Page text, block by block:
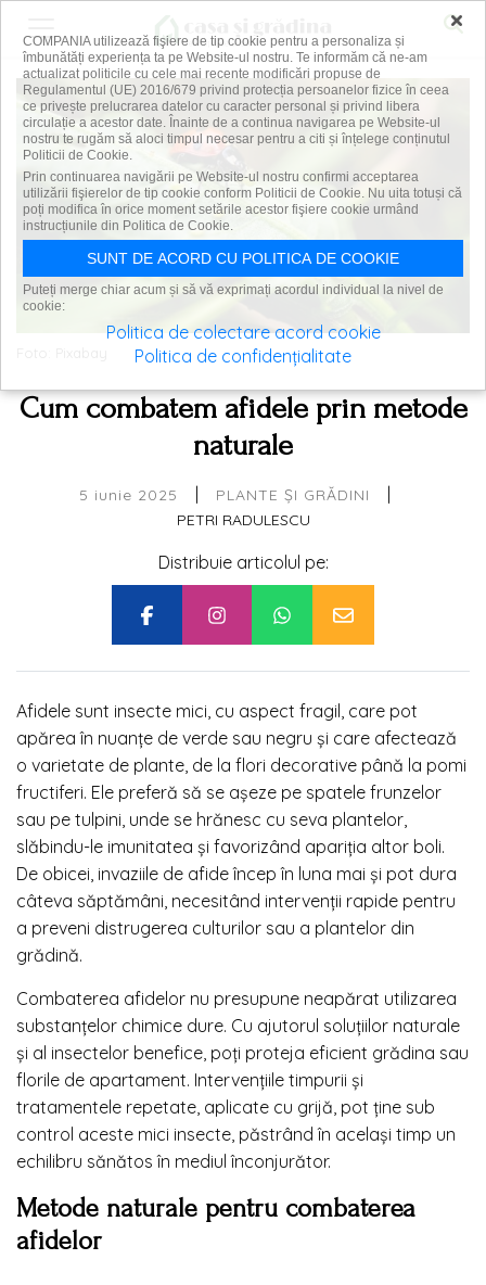
Cum combatem afidele prin metode
naturale
5 iunie 2025 PLANTE ȘI GRĂDINI
PETRI RADULESCU
Distribuie articolul pe:
Afidele sunt insecte mici, cu aspect fragil, care pot
apărea în nuanțe de verde sau negru și care afectează
o varietate de plante, de la flori decorative până la pomi
fructiferi. Ele preferă să se așeze pe spatele frunzelor
sau pe tulpini, unde se hrănesc cu seva plantelor,
slăbindu-le imunitatea și favorizând apariția altor boli.
De obicei, invaziile de afide încep în luna mai și pot dura
câteva săptămâni, necesitând intervenții rapide pentru
a preveni distrugerea culturilor sau a plantelor din
grădină.
Combaterea afidelor nu presupune neapărat utilizarea
substanțelor chimice dure. Cu ajutorul soluțiilor naturale
și al insectelor benefice, poți proteja eficient grădina sau
florile de apartament. Intervențiile timpurii și
tratamentele repetate, aplicate cu grijă, pot ține sub
control aceste mici insecte, păstrând în același timp un
echilibru sănătos în mediul înconjurător.
Metode naturale pentru combaterea
afidelor
×
COMPANIA utilizează fişiere de tip cookie pentru a personaliza și
îmbunătăți experiența ta pe Website-ul nostru. Te informăm că ne-am
actualizat politicile cu cele mai recente modificări propuse de
Regulamentul (UE) 2016/679 privind protecția persoanelor fizice în ceea
ce privește prelucrarea datelor cu caracter personal și privind libera
circulație a acestor date. Înainte de a continua navigarea pe Website-ul
nostru te rugăm să aloci timpul necesar pentru a citi și înțelege conținutul
Politicii de Cookie.
Prin continuarea navigării pe Website-ul nostru confirmi acceptarea
utilizării fişierelor de tip cookie conform Politicii de Cookie. Nu uita totuși că
poți modifica în orice moment setările acestor fişiere cookie urmând
instrucțiunile din Politica de Cookie.
SUNT DE ACORD CU POLITICA DE COOKIE
Puteți merge chiar acum și să vă exprimați acordul individual la nivel de
cookie:
Politica de colectare acord cookie
Politica de confidențialitate